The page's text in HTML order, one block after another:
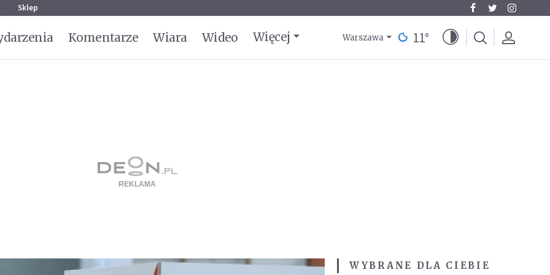
Sklep
Komentarze Wiara Wideo Więcej Warszawa 11°
WYBRANE DLA CIEBIE